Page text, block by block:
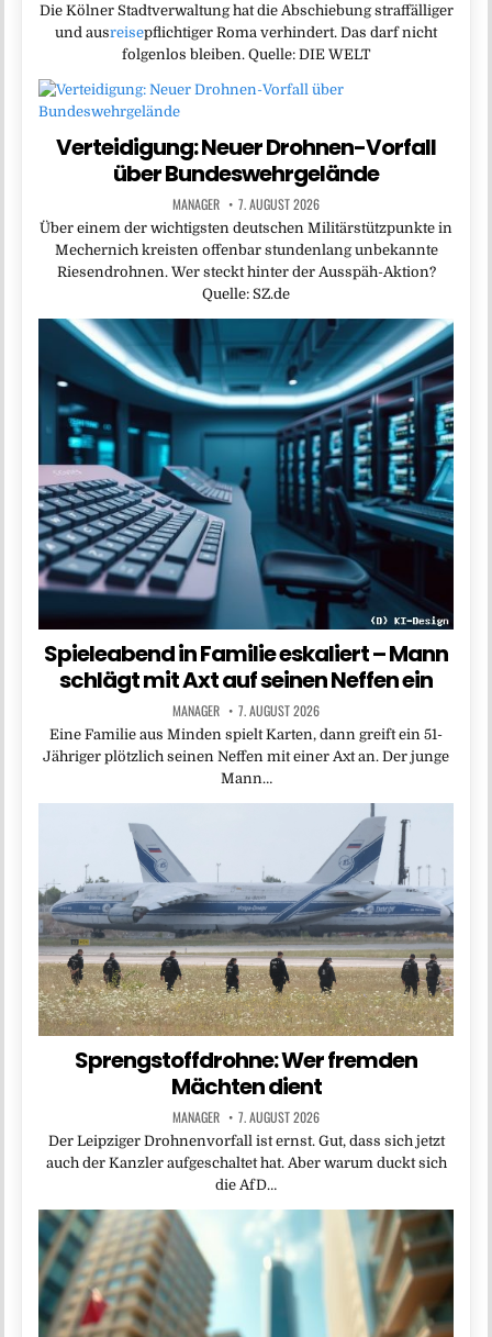
Die Kölner Stadtverwaltung hat die Abschiebung straffälliger
und ausreisepflichtiger Roma verhindert. Das darf nicht
folgenlos bleiben. Quelle: DIE WELT
Verteidigung: Neuer Drohnen-Vorfall
über Bundeswehrgelände
MANAGER 7. AUGUST 2026
Über einem der wichtigsten deutschen Militärstützpunkte in
Mechernich kreisten offenbar stundenlang unbekannte
Riesendrohnen. Wer steckt hinter der Ausspäh-Aktion?
Quelle: SZ.de
Spieleabend in Familie eskaliert – Mann
schlägt mit Axt auf seinen Neffen ein
MANAGER 7. AUGUST 2026
Eine Familie aus Minden spielt Karten, dann greift ein 51-
Jähriger plötzlich seinen Neffen mit einer Axt an. Der junge
Mann…
Sprengstoffdrohne: Wer fremden
Mächten dient
MANAGER 7. AUGUST 2026
Der Leipziger Drohnenvorfall ist ernst. Gut, dass sich jetzt
auch der Kanzler aufgeschaltet hat. Aber warum duckt sich
die AfD…